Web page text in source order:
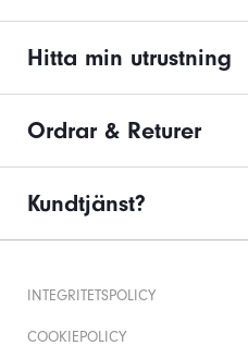
Hitta min utrustning
Ordrar & Returer
Kundtjänst?
INTEGRITETSPOLICY
COOKIEPOLICY